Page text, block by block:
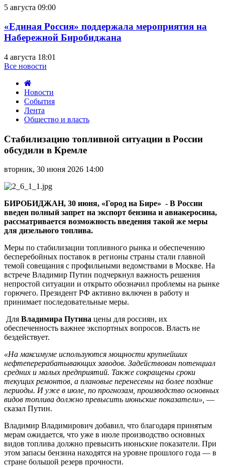
5 августа 09:00
«Единая Россия» поддержала мероприятия на
Набережной Биробиджана
4 августа 18:01
Все новости
Новости
События
Лента
Общество и власть
топливной
ситуации
в
обсудили
Кремле
Стабилизацию топливной ситуации в России
обсудили в Кремле
вторник, 30 июня 2026 14:00
БИРОБИДЖАН, 30 июня, «Город на Бире» - В России
введен полный запрет на экспорт бензина и авиакеросина,
рассматривается возможность введения такой же меры
для дизельного топлива.
Меры по стабилизации топливного рынка и обеспечению
бесперебойных поставок в регионы страны стали главной
темой совещания с профильными ведомствами в Москве. На
встрече Владимир Путин подчеркнул важность решения
непростой ситуации и открыто обозначил проблемы на рынке
горючего. Президент РФ активно включен в работу и
принимает последовательные меры.
Для Владимира Путина цены для россиян, их
обеспеченность важнее экспортных вопросов. Власть не
бездействует.
«На максимуме используются мощности крупнейших
нефтеперерабатывающих заводов. Задействован потенциал
средних и малых предприятий. Также сокращены сроки
текущих ремонтов, а плановые перенесены на более поздние
периоды. И уже в июле, по прогнозам, производство основных
видов топлива должно превысить июньские показатели», —
сказал Путин.
Владимир Владимирович добавил, что благодаря принятым
мерам ожидается, что уже в июле производство основных
видов топлива должно превысить июньские показатели. При
этом запасы бензина находятся на уровне прошлого года — в
стране большой резерв прочности.